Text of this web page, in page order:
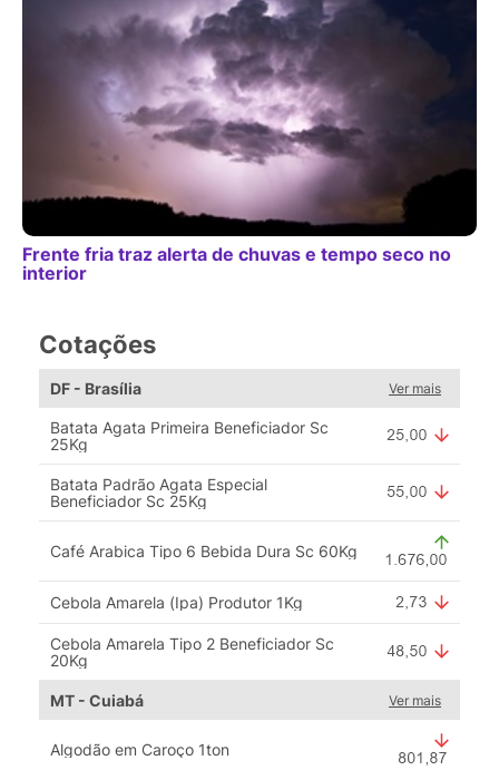
Frente fria traz alerta de chuvas e tempo seco no
interior
Cotações
DF - Brasília Ver mais
Batata Agata Primeira Beneficiador Sc
25Kg
Batata Padrão Agata Especial
Beneficiador Sc 25Kg
Café Arabica Tipo 6 Bebida Dura Sc 60Kg
Cebola Amarela (Ipa) Produtor 1Kg
Cebola Amarela Tipo 2 Beneficiador Sc
20Kg
MT - Cuiabá Ver mais
Algodão em Caroço 1ton